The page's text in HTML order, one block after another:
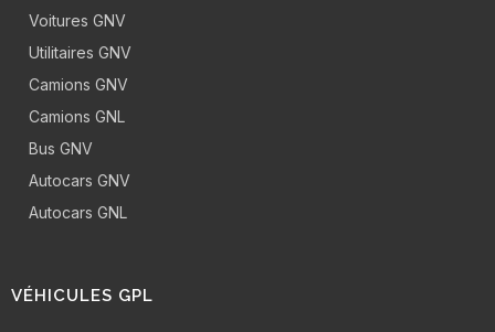
Voitures GNV
Utilitaires GNV
Camions GNV
Camions GNL
Bus GNV
Autocars GNV
Autocars GNL
VÉHICULES GPL